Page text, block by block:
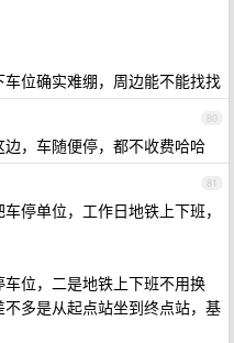
位确实难绷，周边能不能找找
80
，车随便停，都不收费哈哈
81
停单位，工作日地铁上下班，
位，二是地铁上下班不用换
多是从起点站坐到终点站，基